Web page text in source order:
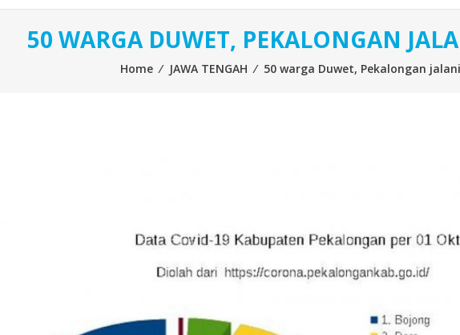
50 WARGA DUWET, PEKALONGAN
Home ⁄ JAWA TENGAH ⁄ 50 warga Duwet, Pekalongan